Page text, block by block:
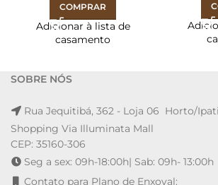
COMPRAR
Adicionar à lista de
casamento
SOBRE NÓS
Rua Jequitibá, 362 - Loja 06 Horto/
Shopping Via Illuminata Mall
CEP: 35160-306
Seg a sex: 09h-18:00h| Sab: 09h- 13:00h
Contato para Plano de Enxoval: